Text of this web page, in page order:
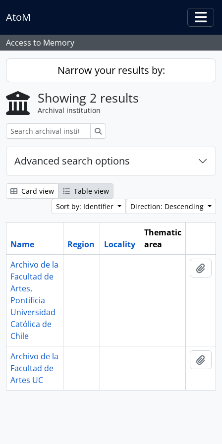
AtoM
Access to Memory
Narrow your results by:
Showing 2 results
Archival institution
Advanced search options
Card view
Table view
Sort by: Identifier
Direction: Descending
Name Region Locality
Thematic
area
Archivo de la
Facultad de
Artes,
Pontificia
Universidad
Católica de
Chile
Archivo de la
Facultad de
Artes UC